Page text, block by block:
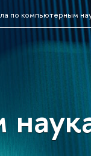
по компьютерным